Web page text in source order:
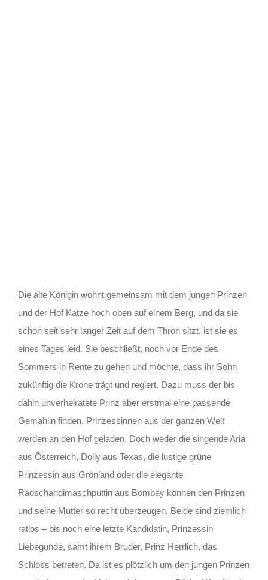
Die alte Königin wohnt gemeinsam mit dem jungen Prinzen
und der Hof Katze hoch oben auf einem Berg, und da sie
schon seit sehr langer Zeit auf dem Thron sitzt, ist sie es
eines Tages leid. Sie beschließt, noch vor Ende des
Sommers in Rente zu gehen und möchte, dass ihr Sohn
zukünftig die Krone trägt und regiert. Dazu muss der bis
dahin unverheiratete Prinz aber erstmal eine passende
Gemahlin finden. Prinzessinnen aus der ganzen Welt
werden an den Hof geladen. Doch weder die singende Aria
aus Österreich, Dolly aus Texas, die lustige grüne
Prinzessin aus Grönland oder die elegante
Radschandimaschputtin aus Bombay können den Prinzen
und seine Mutter so recht überzeugen. Beide sind ziemlich
ratlos – bis noch eine letzte Kandidatin, Prinzessin
Liebegunde, samt ihrem Bruder, Prinz Herrlich, das
Schloss betreten. Da ist es plötzlich um den jungen Prinzen